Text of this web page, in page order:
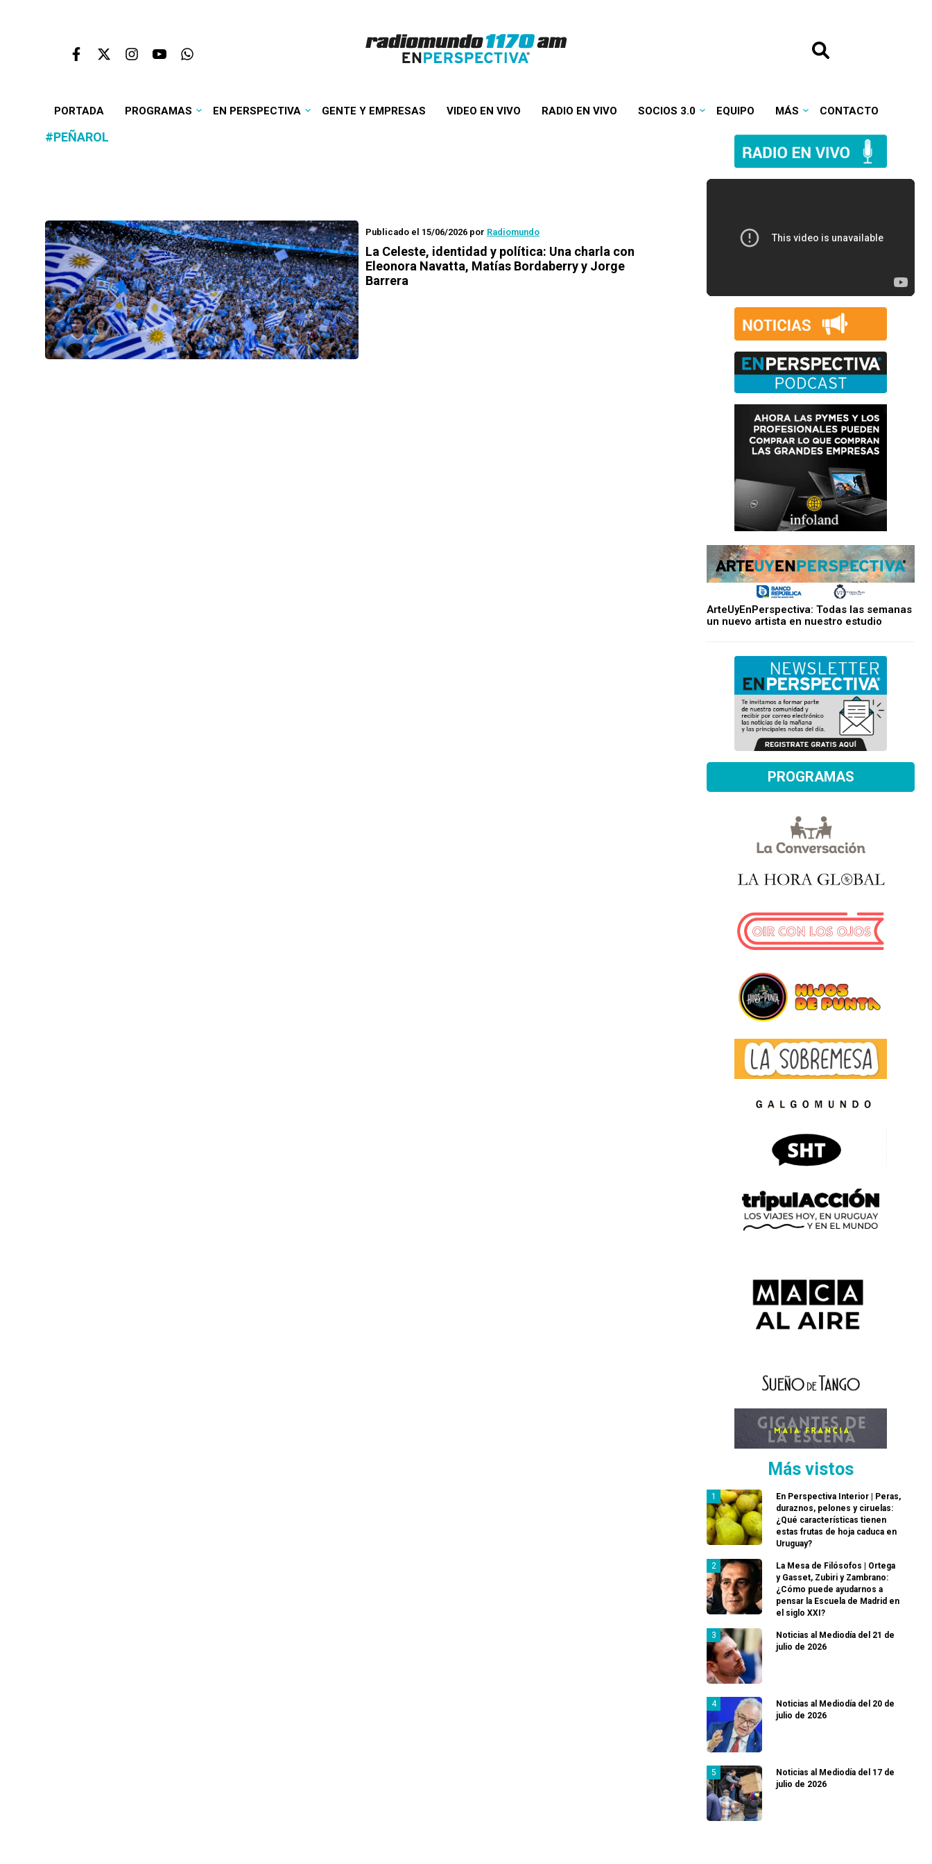
PORTADA PROGRAMAS EN PERSPECTIVA GENTE Y EMPRESAS VIDEO EN VIVO RADIO EN VIVO SOCIOS 3.0 EQUIPO MÁS CONTACTO
#PEÑAROL
Publicado el 15/06/2026 por Radiomundo
La Celeste, identidad y política: Una charla con
Eleonora Navatta, Matías Bordaberry y Jorge
Barrera
ArteUyEnPerspectiva: Todas las semanas
un nuevo artista en nuestro estudio
PROGRAMAS
Más vistos
En Perspectiva Interior | Peras,
duraznos, pelones y ciruelas:
¿Qué características tienen
estas frutas de hoja caduca en
Uruguay?
La Mesa de Filósofos | Ortega
y Gasset, Zubiri y Zambrano:
¿Cómo puede ayudarnos a
pensar la Escuela de Madrid en
el siglo XXI?
Noticias al Mediodía del 21 de
julio de 2026
Noticias al Mediodía del 20 de
julio de 2026
Noticias al Mediodía del 17 de
julio de 2026